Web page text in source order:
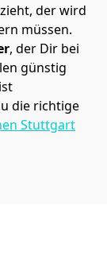
der wird
müssen.
, der Dir bei
günstig
die richtige
Stuttgart